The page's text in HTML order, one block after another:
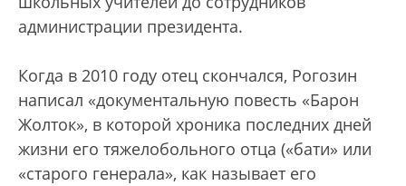
администрации президента.
Когда в 2010 году отец скончался, Рогозин
написал «документальную повесть «Барон
Жолток», в которой хроника последних дней
жизни его тяжелобольного отца («бати» или
«старого генерала», как называет его